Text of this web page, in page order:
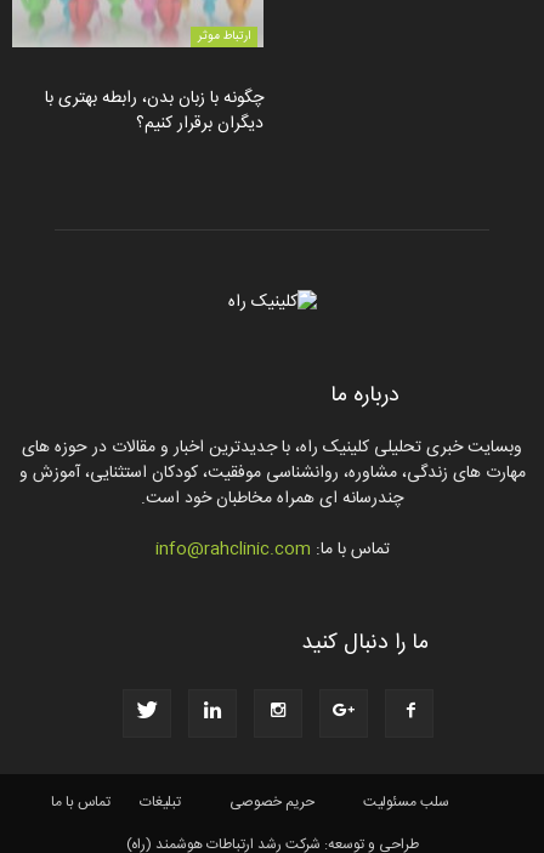
ارتباط موثر
چگونه با زبان بدن، رابطه بهتری با
دیگران برقرار کنیم؟
درباره ما
وبسایت خبری تحلیلی کلینیک راه، با جدیدترین اخبار و مقالات در حوزه های
مهارت های زندگی، مشاوره، روانشناسی موفقیت، کودکان استثنایی، آموزش و
چندرسانه ای همراه مخاطبان خود است.
تماس با ما: info@rahclinic.com
ما را دنبال کنید
سلب مسئولیت حریم خصوصی تبلیغات
تماس با ما
طراحی و توسعه: شرکت رشد ارتباطات هوشمند (راه)